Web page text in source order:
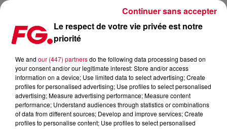
MARTIN GARRIX INVITÉ D'ANTOINE BADUEL CE SOIR !
Publié : 25 juin 2025 à 11h41 par Christophe HUBERT
Le respect de votre vie privée est notre
priorité
We and our (447) partnersdo the following data processing based on
your consent and/or our legitimate interest: Store and/or access
information on a device; Use limited data to select advertising; Create
profiles for personalised advertising; Use profiles to select personalised
advertising; Measure advertising performance; Measure content
performance; Understand audiences through statistics or combinations
of data from different sources; Develop and improve services; Create
profiles to personalise content; Use profiles to select personalised
Continuer sans accepter